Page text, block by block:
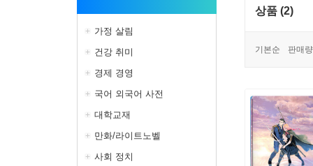
가정 살림
건강 취미
경제 경영
국어 외국어 사전
대학교재
만화/라이트노벨
사회 정치
상품 (2)
기본순 판매